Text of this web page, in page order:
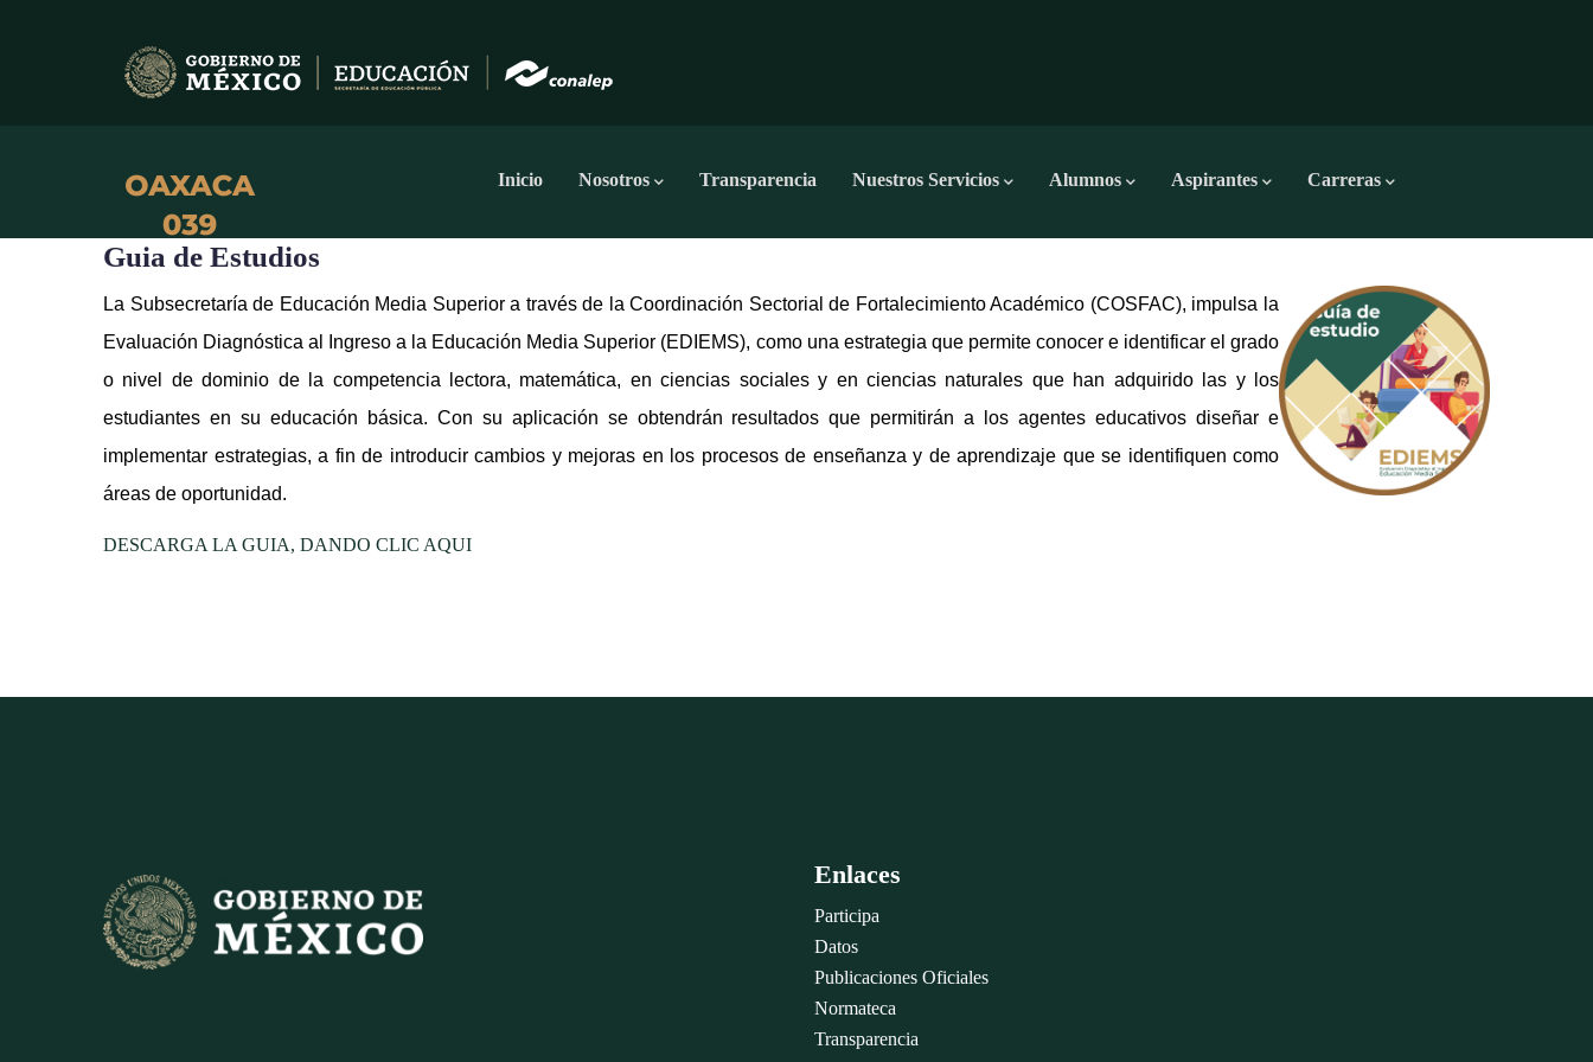
Principal
Inicio Nosotros Transparencia Nuestros Servicios Alumnos Aspirantes Carreras
Guia de Estudios
La Subsecretaría de Educación Media Superior a través de la Coordinación Sectorial de Fortalecimiento Académico (COSFAC), impulsa la
Evaluación Diagnóstica al Ingreso a la Educación Media Superior (EDIEMS), como una estrategia que permite conocer e identificar el grado
o nivel de dominio de la competencia lectora, matemática, en ciencias sociales y en ciencias naturales que han adquirido las y los
estudiantes en su educación básica. Con su aplicación se obtendrán resultados que permitirán a los agentes educativos diseñar e
implementar estrategias, a fin de introducir cambios y mejoras en los procesos de enseñanza y de aprendizaje que se identifiquen como
áreas de oportunidad.
DESCARGA LA GUIA, DANDO CLIC AQUI
Enlaces
Participa
Datos
Publicaciones Oficiales
Normateca
Transparencia